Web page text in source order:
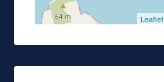
Leaflet